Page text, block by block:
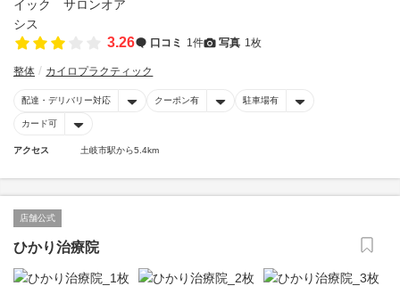
3.26 口コミ 1件 写真 1枚
整体 カイロプラクティック
配達・デリバリー対応 クーポン有 駐車場有
カード可
アクセス 土岐市駅から5.4km
店舗公式
ひかり治療院